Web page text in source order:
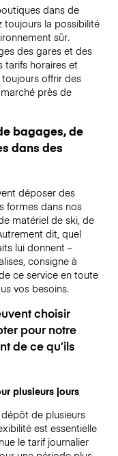
dans de
toujours la possibilité
sûr.
des gares et des
tarifs horaires et
toujours offrir des
près de
bagages, de
dans des
déposer des
formes dans nos
matériel de ski, de
dit, quel
lui donnent –
consigne à
ce service en toute
vos besoins.
choisir
pour notre
de ce qu’ils
plusieurs jours
de plusieurs
est essentielle
le tarif journalier